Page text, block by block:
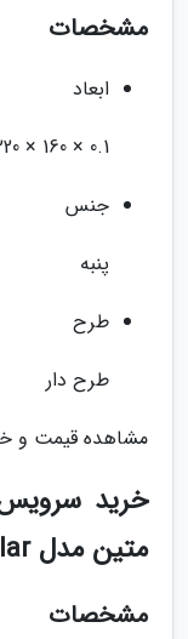
مشخصات
ابعاد
0.1 × 160 × 220 سانتی متر
جنس
پنبه
طرح
طرح دار
مشاهده قیمت و
خرید
متین مدل Solar دو نفره 6 تکه کد509
مشخصات